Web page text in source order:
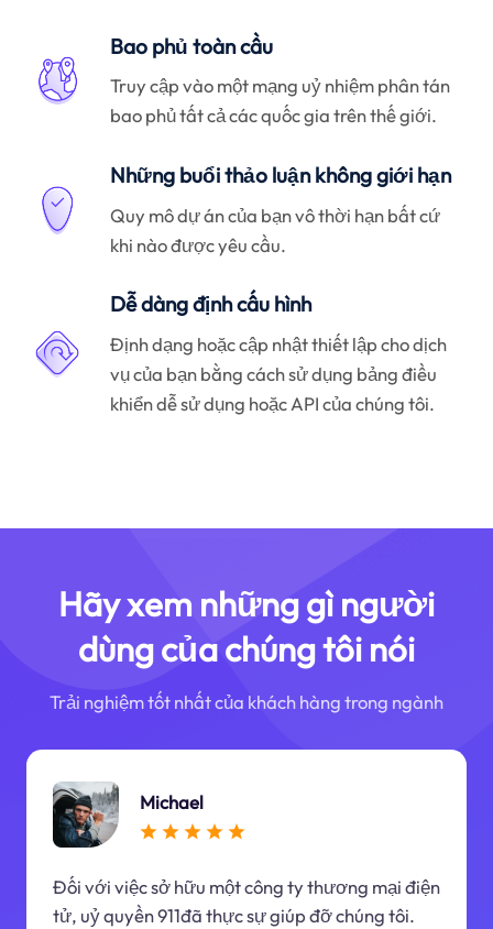
Bao phủ toàn cầu
Truy cập vào một mạng uỷ nhiệm phân tán
bao phủ tất cả các quốc gia trên thế giới.
Những buổi thảo luận không giới hạn
Quy mô dự án của bạn vô thời hạn bất cứ
khi nào được yêu cầu.
Dễ dàng định cấu hình
Định dạng hoặc cập nhật thiết lập cho dịch
vụ của bạn bằng cách sử dụng bảng điều
khiển dễ sử dụng hoặc API của chúng tôi.
Hãy xem những gì người
dùng của chúng tôi nói
Trải nghiệm tốt nhất của khách hàng trong ngành
Michael
Đối với việc sở hữu một công ty thương mại điện
tử, uỷ quyền 911đã thực sự giúp đỡ chúng tôi.